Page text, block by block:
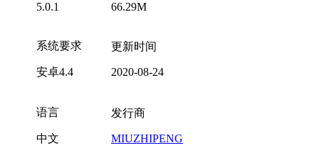
5.0.1 66.29M
系统要求
安卓4.4
更新时间
2020-08-24
语言
中文
发行商
MIUZHIPENG